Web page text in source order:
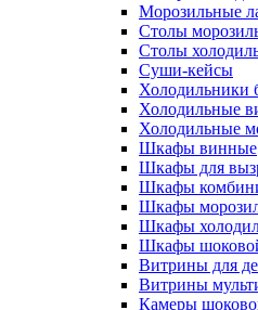
Морозильные
Столы
Столы
Суши-кейсы
Холодильники
Холодильные
Холодильные
Шкафы винные
Шкафы для
Шкафы
Шкафы
Шкафы
Шкафы
Витрины для
Витрины
Камеры